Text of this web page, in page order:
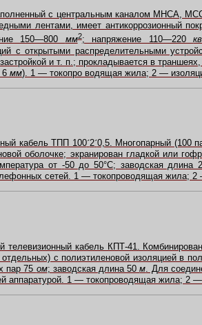
с центральным каналом МНСА,
лентами, имеет антикоррозионный
150—800 мм2; напряжение 110—220кв
с открытыми распределительными
и т. п.; прокладывается в
6 мм). 1 — токопро водящая жила; 2 —
кабель ТПП 100´2´0,5. Многопарный (100
оболочке; экранирован гладкой или
от -50 до 50°C; заводская длина
сетей. 1 — токопроводящая жила;
телевизионный кабель КПТ-41.
с полиэтиленовой изоляцией в
пар 75 ом; заводская длина 50м . Для
аппаратурой. 1 — токопроводящая жила; 2